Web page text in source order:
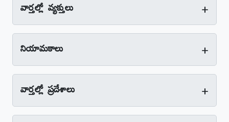
వార్తల్లో వ్యక్తులు +
నియామకాలు +
వార్తల్లో ప్రదేశాలు +